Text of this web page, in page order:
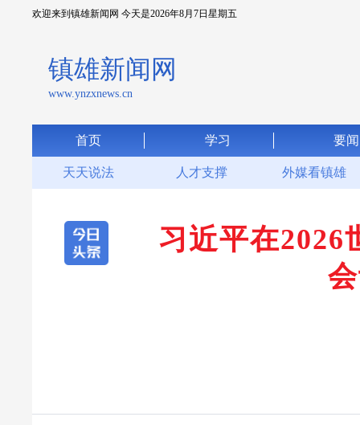
欢迎来到镇雄新闻网 今天是2026年8月7日星期五
镇雄新闻网
www.ynzxnews.cn
首页 学习 要闻
天天说法 人才支撑 外媒看镇雄
习近平在2026